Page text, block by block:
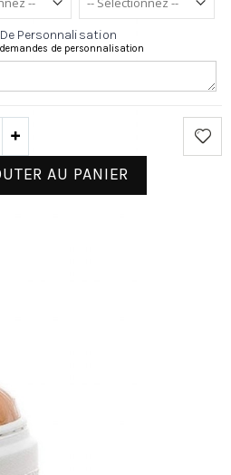
Personnalisation
de personnalisation
AU PANIER